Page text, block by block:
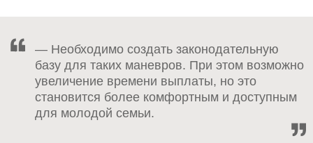
— Необходимо создать законодательную
базу для таких маневров. При этом возможно
увеличение времени выплаты, но это
становится более комфортным и доступным
для молодой семьи.